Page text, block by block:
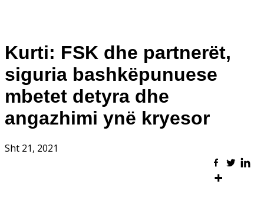
Kurti: FSK dhe partnerët,
siguria bashkëpunuese
mbetet detyra dhe
angazhimi ynë kryesor
Sht 21, 2021